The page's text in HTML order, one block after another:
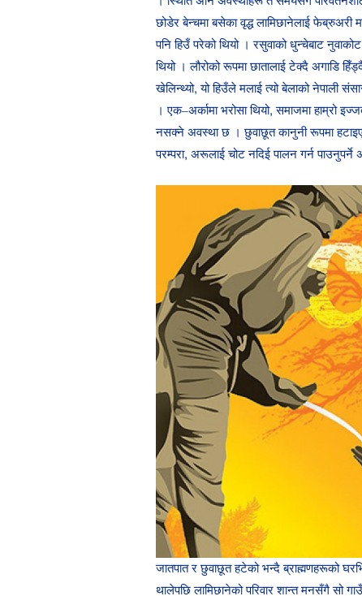
छोडेर बेन्चमा बसेका वृद्ध लामिछानेलाई फेब्रुअरी
पनि हिउँ परेको थियो । रसुवाको धुन्चेबाट
थियो । लौरोको रूपमा छातालाई टेक्दै अगाडि
खेलिन्थ्यो, यो हिउँले मलाई त्यो बेलाको नेपाली
। एक–अर्कामा भरोसा थियो, समाजमा हाम्रो
नसक्ने अवस्था छ । छुवाछूत कानुनी रूपमा
परम्परा, अरूलाई चोट नदिई पालन गर्न
जातपात र छुवाछूत हटेको भन्दै ब्राह्मणहरूको
थालेपछि लामिछानेको परिवार शान्त मनसँगै सो